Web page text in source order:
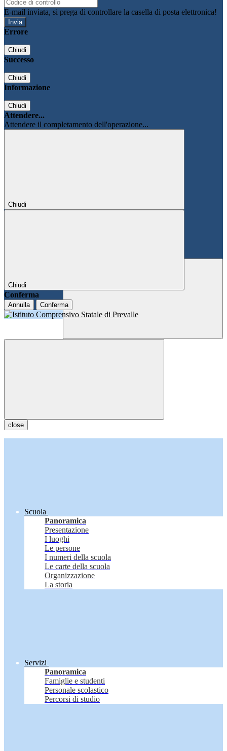
E-mail inviata, si prega di controllare la casella di posta elettronica!
Errore
Chiudi
Successo
Chiudi
Informazione
Chiudi
Attendere...
Attendere il completamento dell'operazione...
Chiudi
Chiudi
Conferma
Annulla Conferma
close
Scuola
Panoramica
Presentazione
I luoghi
Le persone
I numeri della scuola
Le carte della scuola
Organizzazione
La storia
Servizi
Panoramica
Famiglie e studenti
Personale scolastico
Percorsi di studio